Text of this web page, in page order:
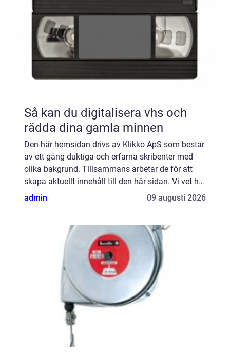
Så kan du digitalisera vhs och
rädda dina gamla minnen
Den här hemsidan drivs av Klikko ApS som består
av ett gäng duktiga och erfarna skribenter med
olika bakgrund. Tillsammans arbetar de för att
skapa aktuellt innehåll till den här sidan. Vi vet hur
utmanande det är att läsa och genomgå en
admin 09 augusti 2026